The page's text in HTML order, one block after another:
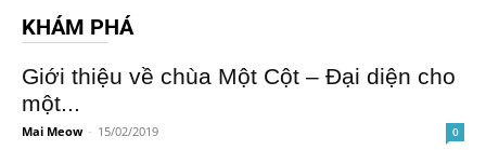
KHÁM PHÁ
Giới thiệu về chùa Một Cột – Đại diện cho
một...
Mai Meow - 15/02/2019 0